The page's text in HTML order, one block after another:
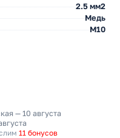
2.5 мм2
Медь
М10
— 10 августа
11 бонусов